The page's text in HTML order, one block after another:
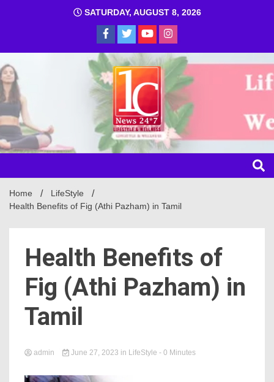
SATURDAY, AUGUST 8, 2026
1C
News
Home
LifeStyle
Health Benefits of Fig (Athi Pazham) in Tamil
Health Benefits of
Fig (Athi Pazham) in
Tamil
admin June 27, 2023 in LifeStyle - 0 Minutes